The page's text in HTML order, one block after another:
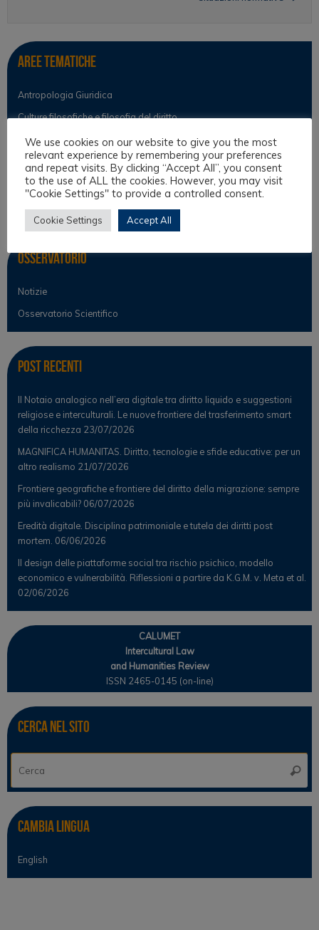
Aree tematiche
Antropologia Giuridica
Culture filosofiche e filosofia del diritto
Diritto e Religione
Diritto Interculturale
Teoria del diritto
Osservatorio
Notizie
Osservatorio Scientifico
Post Recenti
Il Notaio analogico nell’era digitale tra diritto liquido e suggestioni
religiose e interculturali. Le nuove frontiere del trasferimento smart
della ricchezza 23/07/2026
MAGNIFICA HUMANITAS. Diritto, tecnologie e sfide educative: per un
altro realismo 21/07/2026
Frontiere geografiche e frontiere del diritto della migrazione: sempre
più invalicabili? 06/07/2026
Eredità digitale. Disciplina patrimoniale e tutela dei diritti post
mortem. 06/06/2026
Il design delle piattaforme social tra rischio psichico, modello
economico e vulnerabilità. Riflessioni a partire da K.G.M. v. Meta et al.
02/06/2026
CALUMET
Intercultural Law
and Humanities Review
ISSN 2465-0145 (on-line)
Cerca nel sito
Cerca
Cambia lingua
English
We use cookies on our website to give you the most
relevant experience by remembering your preferences
and repeat visits. By clicking “Accept All”, you consent
to the use of ALL the cookies. However, you may visit
"Cookie Settings" to provide a controlled consent.
Cookie Settings Accept All